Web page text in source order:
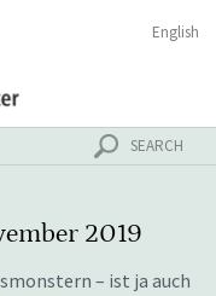
SEARCH
English
2019
– ist ja auch